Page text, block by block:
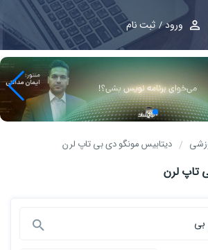
ورود ثبت نام
دیتابیس مونگو دی بی تاپ لرن
تاپ لرن